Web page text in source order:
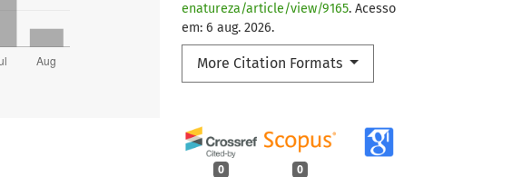
enatureza/article/view/9165. Acesso
em: 6 aug. 2026.
More Citation Formats
0 0